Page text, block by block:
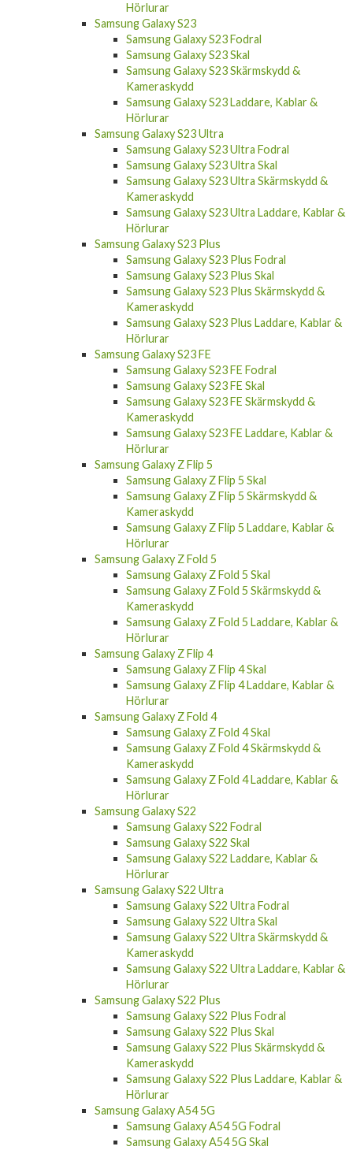
Hörlurar
Samsung Galaxy S23
Samsung Galaxy S23 Fodral
Samsung Galaxy S23 Skal
Samsung Galaxy S23 Skärmskydd &
Kameraskydd
Samsung Galaxy S23 Laddare, Kablar &
Hörlurar
Samsung Galaxy S23 Ultra
Samsung Galaxy S23 Ultra Fodral
Samsung Galaxy S23 Ultra Skal
Samsung Galaxy S23 Ultra Skärmskydd &
Kameraskydd
Samsung Galaxy S23 Ultra Laddare, Kablar &
Hörlurar
Samsung Galaxy S23 Plus
Samsung Galaxy S23 Plus Fodral
Samsung Galaxy S23 Plus Skal
Samsung Galaxy S23 Plus Skärmskydd &
Kameraskydd
Samsung Galaxy S23 Plus Laddare, Kablar &
Hörlurar
Samsung Galaxy S23 FE
Samsung Galaxy S23 FE Fodral
Samsung Galaxy S23 FE Skal
Samsung Galaxy S23 FE Skärmskydd &
Kameraskydd
Samsung Galaxy S23 FE Laddare, Kablar &
Hörlurar
Samsung Galaxy Z Flip 5
Samsung Galaxy Z Flip 5 Skal
Samsung Galaxy Z Flip 5 Skärmskydd &
Kameraskydd
Samsung Galaxy Z Flip 5 Laddare, Kablar &
Hörlurar
Samsung Galaxy Z Fold 5
Samsung Galaxy Z Fold 5 Skal
Samsung Galaxy Z Fold 5 Skärmskydd &
Kameraskydd
Samsung Galaxy Z Fold 5 Laddare, Kablar &
Hörlurar
Samsung Galaxy Z Flip 4
Samsung Galaxy Z Flip 4 Skal
Samsung Galaxy Z Flip 4 Laddare, Kablar &
Hörlurar
Samsung Galaxy Z Fold 4
Samsung Galaxy Z Fold 4 Skal
Samsung Galaxy Z Fold 4 Skärmskydd &
Kameraskydd
Samsung Galaxy Z Fold 4 Laddare, Kablar &
Hörlurar
Samsung Galaxy S22
Samsung Galaxy S22 Fodral
Samsung Galaxy S22 Skal
Samsung Galaxy S22 Laddare, Kablar &
Hörlurar
Samsung Galaxy S22 Ultra
Samsung Galaxy S22 Ultra Fodral
Samsung Galaxy S22 Ultra Skal
Samsung Galaxy S22 Ultra Skärmskydd &
Kameraskydd
Samsung Galaxy S22 Ultra Laddare, Kablar &
Hörlurar
Samsung Galaxy S22 Plus
Samsung Galaxy S22 Plus Fodral
Samsung Galaxy S22 Plus Skal
Samsung Galaxy S22 Plus Skärmskydd &
Kameraskydd
Samsung Galaxy S22 Plus Laddare, Kablar &
Hörlurar
Samsung Galaxy A54 5G
Samsung Galaxy A54 5G Fodral
Samsung Galaxy A54 5G Skal